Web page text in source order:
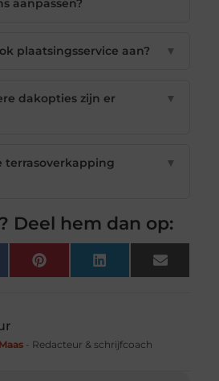
aanpassen?
plaatsingsservice aan? ▼
dakopties zijn er
▼
terrasoverkapping
▼
Deel hem dan op:
Pinterest LinkedIn Email
- Redacteur & schrijfcoach